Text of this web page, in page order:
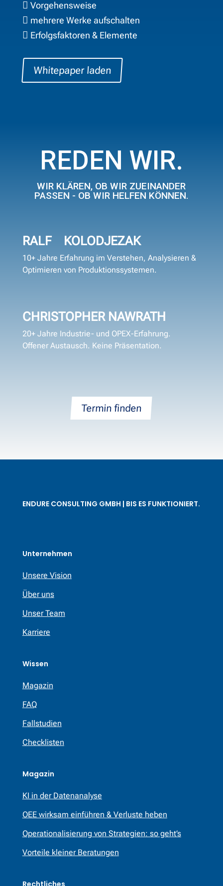
 Vorgehensweise
 mehrere Werke aufschalten
 Erfolgsfaktoren & Elemente
Whitepaper laden
REDEN WIR.
WIR KLÄREN, OB WIR ZUEINANDER
PASSEN - OB WIR HELFEN KÖNNEN.
CHRISTOPHER NAWRATH
20+ Jahre Industrie- und OPEX-Erfahrung.
Offener Austausch. Keine Präsentation.
RALF KOLODJEZAK
10+ Jahre Erfahrung im Verstehen, Analysieren &
Optimieren von Produktionssystemen.
Termin finden
ENDURE CONSULTING GMBH | BIS ES FUNKTIONIERT.
Unternehmen
Unsere Vision
Über uns
Unser Team
Karriere
Wissen
Magazin
FAQ
Fallstudien
Checklisten
Magazin
KI in der Datenanalyse
OEE wirksam einführen & Verluste heben
Operationalisierung von Strategien: so geht’s
Vorteile kleiner Beratungen
Rechtliches